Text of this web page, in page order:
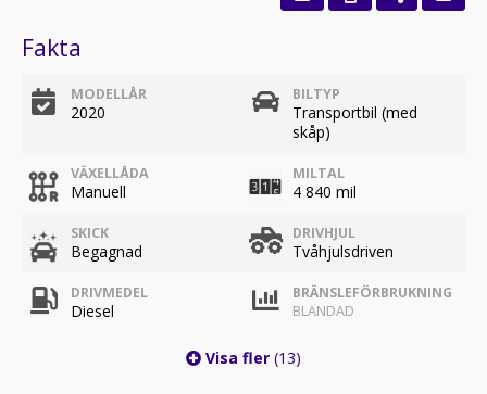
Fakta
MODELLÅR
2020
BILTYP
Transportbil (med
skåp)
VÄXELLÅDA
Manuell
MILTAL
4 840 mil
SKICK
Begagnad
DRIVHJUL
Tvåhjulsdriven
DRIVMEDEL
Diesel
BRÄNSLEFÖRBRUKNING
BLANDAD
Visa fler (13)